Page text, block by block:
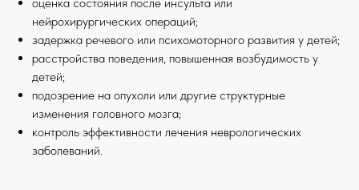
нейрохирургических операций;
задержка речевого или психомоторного развития у детей;
расстройства поведения, повышенная возбудимость у
детей;
подозрение на опухоли или другие структурные
изменения головного мозга;
контроль эффективности лечения неврологических
заболеваний.